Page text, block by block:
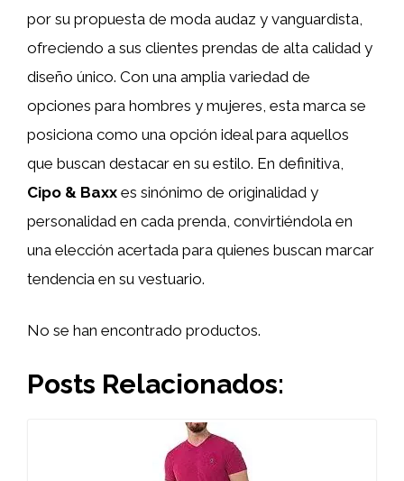
por su propuesta de moda audaz y vanguardista,
ofreciendo a sus clientes prendas de alta calidad y
diseño único. Con una amplia variedad de
opciones para hombres y mujeres, esta marca se
posiciona como una opción ideal para aquellos
que buscan destacar en su estilo. En definitiva,
Cipo & Baxx es sinónimo de originalidad y
personalidad en cada prenda, convirtiéndola en
una elección acertada para quienes buscan marcar
tendencia en su vestuario.
No se han encontrado productos.
Posts Relacionados: